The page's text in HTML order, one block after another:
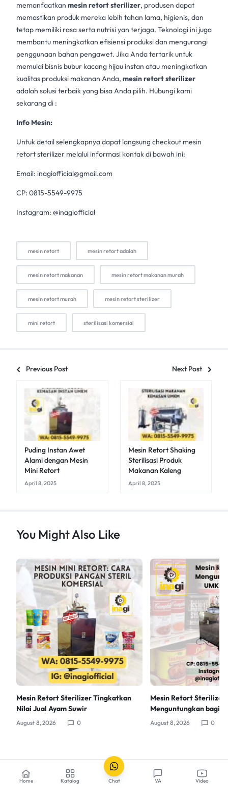
memanfaatkan mesin retort sterilizer, produsen dapat
memastikan produk mereka lebih tahan lama, higienis, dan
tetap memiliki rasa serta nutrisi yan terjaga. Teknologi ini juga
membantu meningkatkan efisiensi produksi dan mengurangi
penggunaan bahan pengawet. Jika Anda tertarik untuk
memulai bisnis bubur kacang hijau instan atau meningkatkan
kualitas produksi makanan Anda, mesin retort sterilizer
adalah solusi terbaik yang bisa Anda pilih. Hubungi kami
sekarang di :
Info Mesin:
Untuk detail selengkapnya dapat langsung checkout mesin
retort sterilizer melalui informasi kontak di bawah ini:
Email: inagiofficial@gmail.com
CP: 0815-5549-9975
Instagram: @inagiofficial
mesin retort mesin retort adalah
mesin retort makanan mesin retort makanan murah
mesin retort murah mesin retort sterilizer
mini retort sterilisasi komersial
Previous Post Next Post
Puding Instan Awet
Alami dengan Mesin
Mini Retort
April 8, 2025
Mesin Retort Shaking
Sterilisasi Produk
Makanan Kaleng
April 8, 2025
You Might Also Like
Mesin Retort Sterilizer Tingkatkan
Nilai Jual Ayam Suwir
August 8, 2026 0
Mesin Retort Sterilizer
Menguntungkan bagi
August 8, 2026 0
Home Katalog Chat VA Video